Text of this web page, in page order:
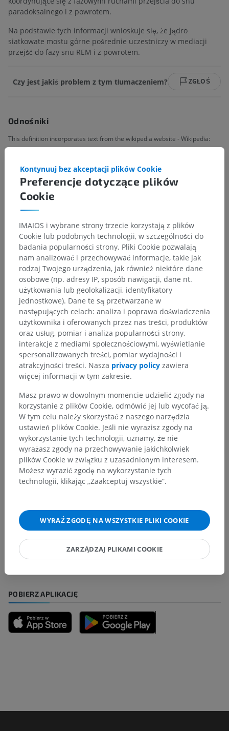
paradoksalnego i z powrotem.
Na podstawie tych informacji wnioskuje się, że jądro
siatkowate mostu górne pośrednie uczestniczy w mediacji
przejść do fazy snu REM i z powrotem.
Czy jest jakiś problem z tym tłumaczeniem? ZGŁOŚ
Odnośniki
This definition incorporates text from the wikipedia website - Wikipedia:
The free encyclopedia. (2004, July 22). FL: Wikimedia Foundation, Inc.
Hierarchia anatomiczna
Anatomia człowieka 2
Ciało ludzkie> Układy integrujące>
Układ nerwowy> Centralny system nerwowy >
Mózg> Pień mózgu > Most> Nakrywka mostu
Twór siatkowaty mostu>
Jądro siatkowate mostu górne pośrednie
Powiązane struktury:Nie istnieją struktury powiązane
z tą częścią ciała
Anatomia człowieka 1
Neuroanatomia człowieka
Tłumaczenia
Zachęcamy do przesyłania sugestii poprawek,
tłumaczeń lub innych treści, które przełożą się na
lepszą jakość materiałów.
Zgłoś problem
POBIERZ APLIKACJĘ
Preferencje dotyczące plików
Cookie
Kontynuuj bez akceptacji plików Cookie
IMAIOS i wybrane strony trzecie korzystają z plików
Cookie lub podobnych technologii, w szczególności do
badania popularności strony. Pliki Cookie pozwalają
nam analizować i przechowywać informacje, takie jak
rodzaj Twojego urządzenia, jak również niektóre dane
osobowe (np. adresy IP, sposób nawigacji, dane nt.
użytkowania lub geolokalizacji, identyfikatory
jednostkowe). Dane te są przetwarzane w
następujących celach: analiza i poprawa doświadczenia
użytkownika i oferowanych przez nas treści, produktów
oraz usług, pomiar i analiza popularności strony,
interakcje z mediami społecznościowymi, wyświetlanie
spersonalizowanych treści, pomiar wydajności i
atrakcyjności treści. Nasza privacy policy zawiera
więcej informacji w tym zakresie.
Masz prawo w dowolnym momencie udzielić zgody na
korzystanie z plików Cookie, odmówić jej lub wycofać ją.
W tym celu należy skorzystać z naszego narzędzia
ustawień plików Cookie. Jeśli nie wyrazisz zgody na
wykorzystanie tych technologii, uznamy, że nie
wyrażasz zgody na przechowywanie jakichkolwiek
plików Cookie w związku z uzasadnionym interesem.
Możesz wyrazić zgodę na wykorzystanie tych
technologii, klikając „Zaakceptuj wszystkie”.
WYRAŹ ZGODĘ NA WSZYSTKIE PLIKI COOKIE
ZARZĄDZAJ PLIKAMI COOKIE